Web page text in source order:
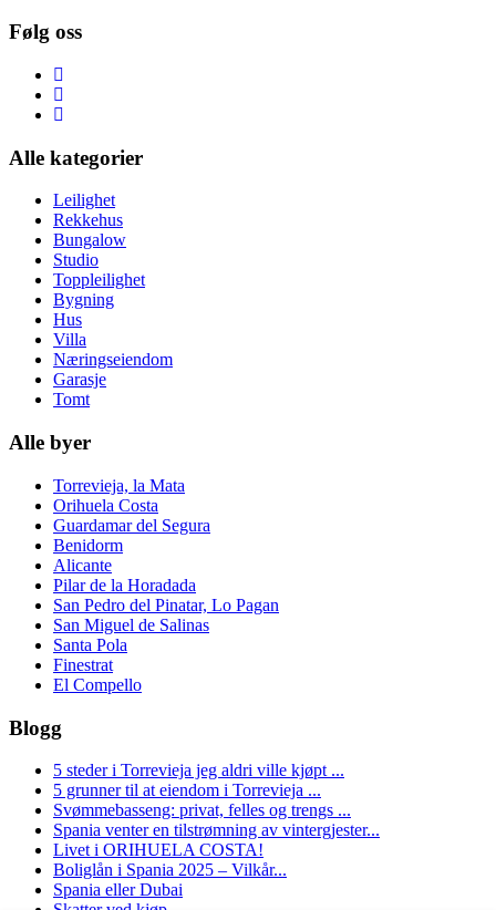
Følg oss
Alle kategorier
Leilighet
Rekkehus
Bungalow
Studio
Toppleilighet
Bygning
Hus
Villa
Næringseiendom
Garasje
Tomt
Alle byer
Torrevieja, la Mata
Orihuela Costa
Guardamar del Segura
Benidorm
Alicante
Pilar de la Horadada
San Pedro del Pinatar, Lo Pagan
San Miguel de Salinas
Santa Pola
Finestrat
El Compello
Blogg
5 steder i Torrevieja jeg aldri ville kjøpt ...
5 grunner til at eiendom i Torrevieja ...
Svømmebasseng: privat, felles og trengs ...
Spania venter en tilstrømning av vintergjester...
Livet i ORIHUELA COSTA!
Boliglån i Spania 2025 – Vilkår...
Spania eller Dubai